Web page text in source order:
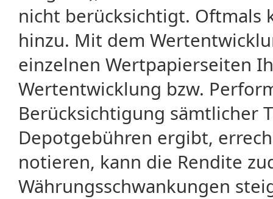
nicht berücksichtigt. Oftmals
hinzu. Mit dem
einzelnen Wertpapierseiten
Wertentwicklung bzw.
Berücksichtigung sämtlicher
Depotgebühren ergibt,
notieren, kann die Rendite
Währungsschwankungen